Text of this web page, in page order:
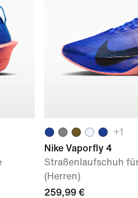
+1
Nike Vaporfly 4
Straßenlaufschuh
(Herren)
259,99 €